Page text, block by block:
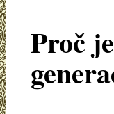
Proč